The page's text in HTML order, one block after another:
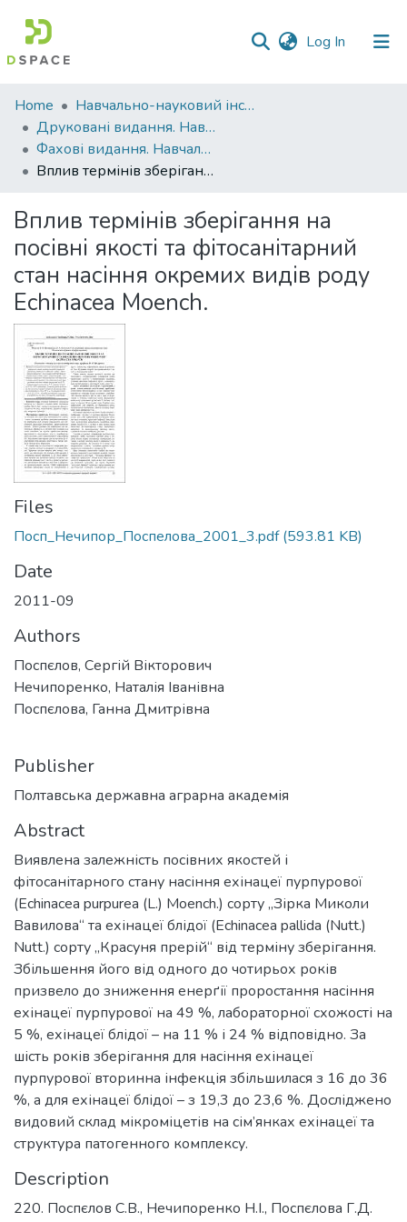
Log In (current)
Communities
&
Collections
All of DSpace
Statistics
Home
Навчально-науковий інститут агротехнологій, селекції та екології
Друковані видання. Навчально-науковий інститут агротехнологій, селекції та екології
Фахові видання. Навчально-науковий інститут агротехнологій, селекції та екології
Вплив термінів зберігання на посівні якості та фітосанітарний стан насіння окремих видів роду Echinacea Moench.
Вплив термінів зберігання на
посівні якості та фітосанітарний
стан насіння окремих видів роду
Echinacea Moench.
Files
Посп_Нечипор_Поспелова_2001_3.pdf(593.81 KB)
Date
2011-09
Authors
Поспєлов, Сергій Вікторович
Нечипоренко, Наталія Іванівна
Поспєлова, Ганна Дмитрівна
Publisher
Полтавська державна аграрна академія
Abstract
Виявлена залежність посівних якостей і
фітосанітарного стану насіння ехінацеї пурпурової
(Echinacea purpurea (L.) Moench.) сорту „Зірка Миколи
Вавилова“ та ехінацеї блідої (Echinacea pallida (Nutt.)
Nutt.) сорту „Красуня прерій“ від терміну зберігання.
Збільшення його від одного до чотирьох років
призвело до зниження енерґії проростання насіння
ехінацеї пурпурової на 49 %, лабораторної схожості на
5 %, ехінацеї блідої – на 11 % і 24 % відповідно. За
шість років зберігання для насіння ехінацеї
пурпурової вторинна інфекція збільшилася з 16 до 36
%, а для ехінацеї блідої – з 19,3 до 23,6 %. Досліджено
видовий склад мікроміцетів на сім’янках ехінацеї та
структура патогенного комплексу.
Description
220. Поспєлов С.В., Нечипоренко Н.І., Поспєлова Г.Д.